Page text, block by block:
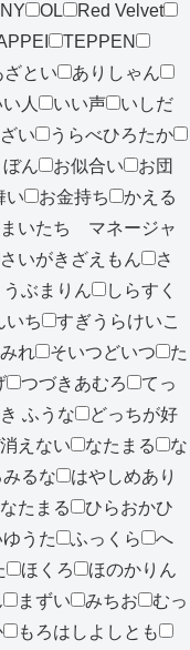
NY OL
Red Velvet
TEPPEN
ざとい
ありしゃん
人 いい声
いしだ
い
うらべひろたか
ん お似合い
お団
い お金持ち
かえる
いたち マネージャ
さいがきざえもん
さ
うぶまりん
しらすく
いち
すぎうらけいこ
れ そいつどいつ
た
つづきあむろ
てっ
ふうな
どっちが好
えない なたまる
な
みるな
はやしめあり
たまる
ひらおかひ
うた ふっくら
へ
ほくろ
ほのかりん
まずい みちお
むっ
もろはしよしとも